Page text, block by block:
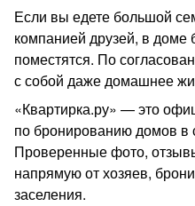
Если вы едете большой
компанией друзей, в доме
поместятся. По
с собой даже домашнее
«Квартирка.ру» — это
по бронированию домов в
Проверенные фото,
напрямую от хозяев,
заселения.